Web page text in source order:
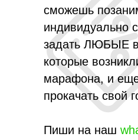
сможешь
индивидуально
задать ЛЮБЫЕ
которые
марафона, и
прокачать свой
Пиши на наш